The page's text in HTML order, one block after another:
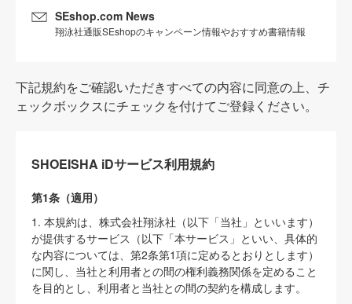
SEshop.com News
翔泳社通販SEshopのキャンペーン情報やおすすめ書籍情報
下記規約をご確認いただきすべての内容に同意の上、チ
ェックボックスにチェックを付けてご登録ください。
SHOEISHA iDサービス利用規約
第1条（適用）
1. 本規約は、株式会社翔泳社（以下「当社」といいます）
が提供するサービス（以下「本サービス」といい、具体的
な内容については、第2条第1項に定めるとおりとします）
に関し、当社と利用者との間の権利義務関係を定めること
を目的とし、利用者と当社との間の契約を構成します。